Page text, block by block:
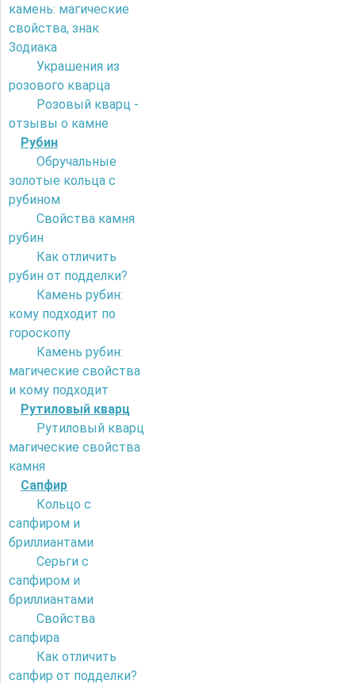
камень: магические
свойства, знак
Зодиака
Украшения из
розового кварца
Розовый кварц -
отзывы о камне
Рубин
Обручальные
золотые кольца с
рубином
Свойства камня
рубин
Как отличить
рубин от подделки?
Камень рубин:
кому подходит по
гороскопу
Камень рубин:
магические свойства
и кому подходит
Рутиловый кварц
Рутиловый кварц
магические свойства
камня
Сапфир
Кольцо с
сапфиром и
бриллиантами
Серьги с
сапфиром и
бриллиантами
Свойства
сапфира
Как отличить
сапфир от подделки?